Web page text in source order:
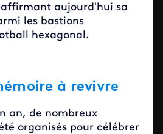
aujourd'hui sa
les bastions
hexagonal.
à revivre
an, de nombreux
organisés pour célébrer